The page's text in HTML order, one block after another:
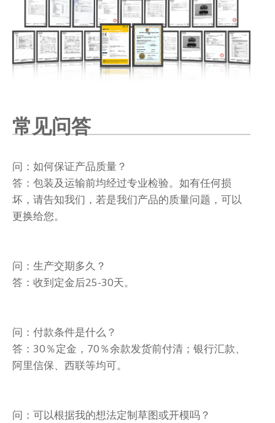
常见问答
问：如何保证产品质量？
答：包装及运输前均经过专业检验。如有任何损
坏，请告知我们，若是我们产品的质量问题，可以
更换给您。
问：生产交期多久？
答：收到定金后25-30天。
问：付款条件是什么？
答：30％定金，70％余款发货前付清；银行汇款、
阿里信保、西联等均可。
问：可以根据我的想法定制草图或开模吗？